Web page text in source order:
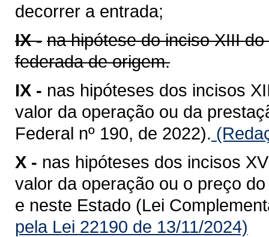
decorrer a entrada;
IX - na hipótese do inciso XIII
federada de origem.
IX - nas hipóteses dos incisos
valor da operação ou da
Federal nº 190, de 2022).
X - nas hipóteses dos incisos
valor da operação ou o preço
e neste Estado (Lei
pela Lei 22190 de 13/11/2024)